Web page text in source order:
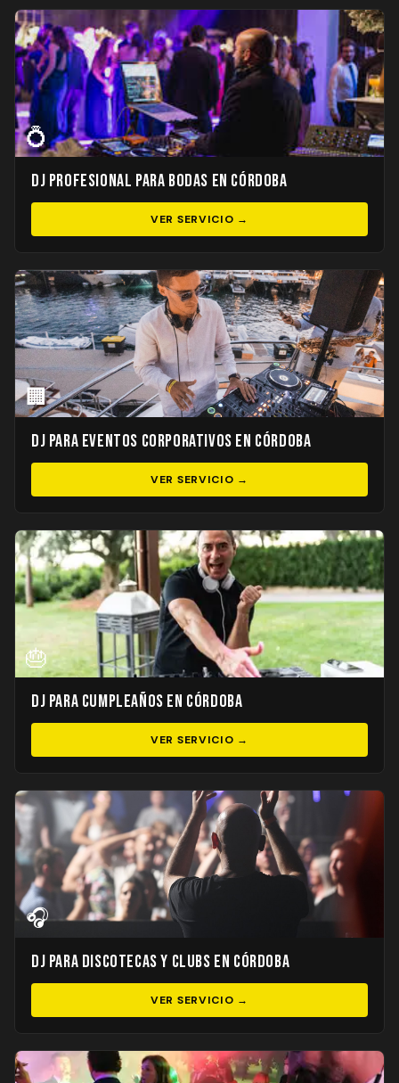
💍
DJ Profesional para Bodas en Córdoba
VER SERVICIO →
🏢
DJ para Eventos Corporativos en Córdoba
VER SERVICIO →
🎂
DJ para Cumpleaños en Córdoba
VER SERVICIO →
🎧
DJ para Discotecas y Clubs en Córdoba
VER SERVICIO →